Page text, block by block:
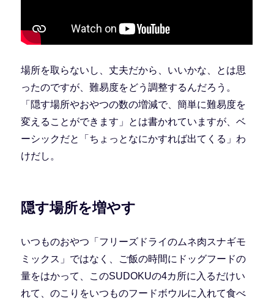
場所を取らないし、丈夫だから、いいかな、とは思
ったのですが、難易度をどう調整するんだろう。
「隠す場所やおやつの数の増減で、簡単に難易度を
変えることができます」とは書かれていますが、ベ
ーシックだと「ちょっとなにかすれば出てくる」わ
けだし。
隠す場所を増やす
いつものおやつ「フリーズドライのムネ肉スナギモ
ミックス」ではなく、ご飯の時間にドッグフードの
量をはかって、このSUDOKUの4カ所に入るだけい
れて、のこりをいつものフードボウルに入れて食べ